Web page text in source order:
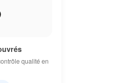
qualité en